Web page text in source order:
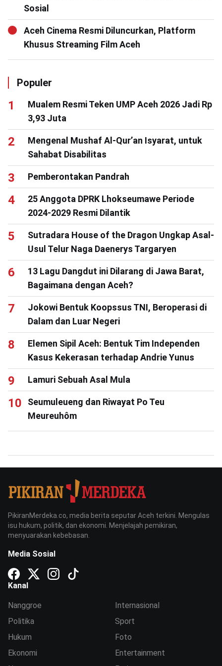
Sosial
Aceh Cinema Resmi Diluncurkan, Platform
Khusus Streaming Film Aceh
Populer
Mualem Resmi Teken UMP Aceh 2026 Jadi Rp
3,93 Juta
Mengenal Mushaf Al-Qur’an Isyarat, untuk
Sahabat Disabilitas
Pemberontakan Pandrah
25 Anggota DPRK Lhokseumawe Periode
2024-2029 Resmi Dilantik
Sutradara House of the Dragon Ungkap Asal-
Usul Telur Naga Daenerys Targaryen
13 Lagu Dangdut ini Dilarang di Jawa Barat,
Bagaimana dengan Aceh?
Jokowi Bentuk Koopssus TNI, Beroperasi di
Dalam dan Luar Negeri
Elemen Sipil Aceh: Bentuk Tim Independen
Kasus Kekerasan terhadap Andrie Yunus
Lamuri Sebuah Asal Mula
Seumuleueng dan Riwayat Po Teu
Meureuhôm
PikiranMerdeka.co, media berita seputar Aceh terkini. Mengulas
isu hukum, politik, dan ekonomi. Menjelajah pemikiran,
menyuarakan kebebasan.
Media Sosial
Kanal
Nanggroe
Politika
Hukum
Ekonomi
Internasional
Sport
Foto
Entertainment